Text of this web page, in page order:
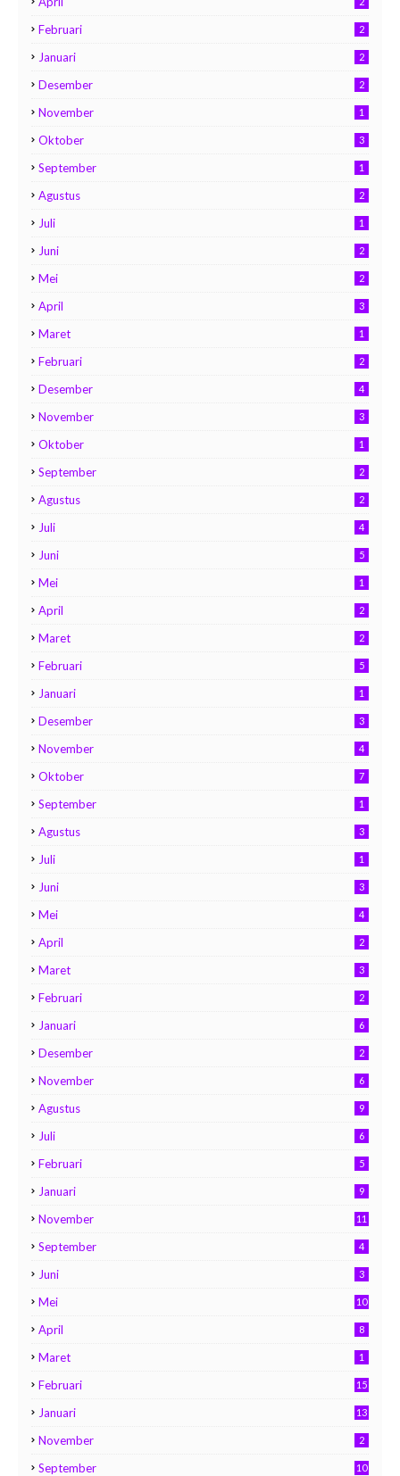
Februari 2
Januari 2
Desember 2
November 1
Oktober 3
September 1
Agustus 2
Juli 1
Juni 2
Mei 2
April 3
Maret 1
Februari 2
Desember 4
November 3
Oktober 1
September 2
Agustus 2
Juli 4
Juni 5
Mei 1
April 2
Maret 2
Februari 5
Januari 1
Desember 3
November 4
Oktober 7
September 1
Agustus 3
Juli 1
Juni 3
Mei 4
April 2
Maret 3
Februari 2
Januari 6
Desember 2
November 6
Agustus 9
Juli 6
Februari 5
Januari 9
November 11
September 4
Juni 3
Mei 10
April 8
Maret 1
Februari 15
Januari 13
November 2
September 10